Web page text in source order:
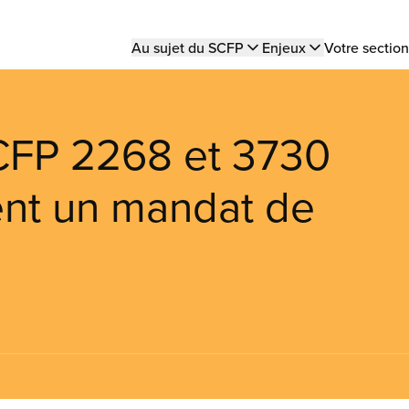
Main
Au sujet du SCFP Enjeux Votre
2268 et 3730
un mandat de